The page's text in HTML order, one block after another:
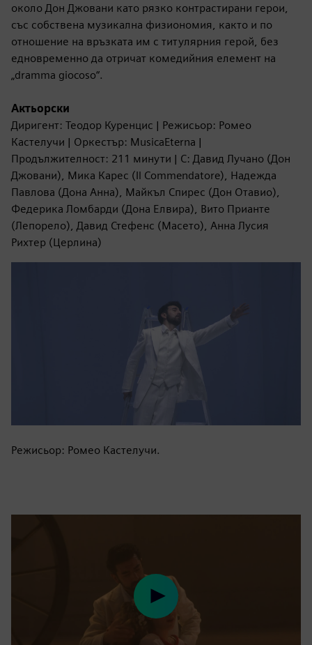
около Дон Джовани като рязко контрастирани герои,
със собствена музикална физиономия, както и по
отношение на връзката им с титулярния герой, без
едновременно да отричат комедийния елемент на
„dramma giocoso“.
Актьорски
Диригент: Теодор Куренцис | Режисьор: Ромео
Кастелучи | Оркестър: MusicaEterna |
Продължителност: 211 минути | С: Давид Лучано (Дон
Джовани), Мика Карес (Il Commendatore), Надежда
Павлова (Дона Анна), Майкъл Спирес (Дон Отавио),
Федерика Ломбарди (Дона Елвира), Вито Прианте
(Лепорело), Давид Стефенс (Масето), Анна Лусия
Рихтер (Церлина)
Режисьор: Ромео Кастелучи.
Play